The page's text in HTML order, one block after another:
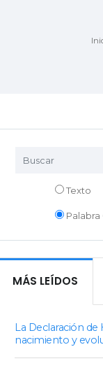
Texto
Palabra
MÁS LEÍDOS
La Declaración de
nacimiento y